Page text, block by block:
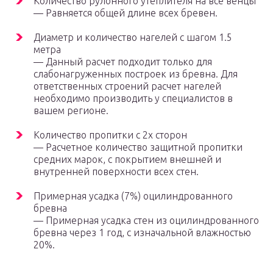
— Равняется общей длине всех бревен.
Диаметр и количество нагелей с шагом 1.5
метра
— Данный расчет подходит только для
слабонагруженных построек из бревна. Для
ответственных строений расчет нагелей
необходимо производить у специалистов в
вашем регионе.
Количество пропитки с 2х сторон
— Расчетное количество защитной пропитки
средних марок, с покрытием внешней и
внутренней поверхности всех стен.
Примерная усадка (7%) оцилиндрованного
бревна
— Примерная усадка стен из оцилиндрованного
бревна через 1 год, с изначальной влажностью
20%.